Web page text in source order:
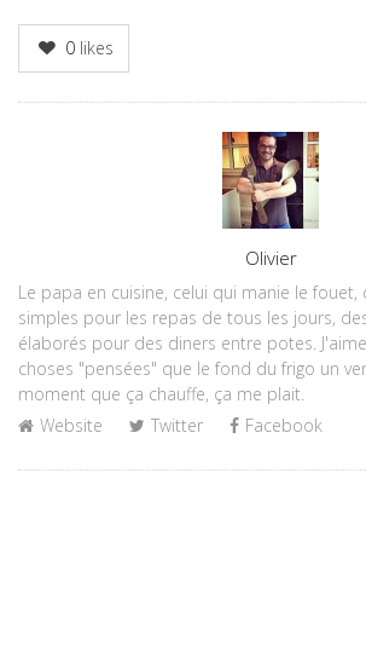
0 likes
Olivier
Le papa en cuisine, celui qui manie le
simples pour les repas de tous les jours,
élaborés pour des diners entre potes.
choses "pensées" que le fond du frigo un
moment que ça chauffe, ça me plait.
Website
Twitter Facebook